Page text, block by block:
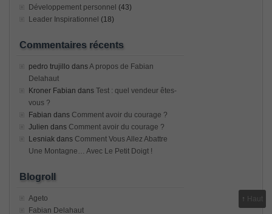
Développement personnel (43)
Leader Inspirationnel (18)
Commentaires récents
pedro trujillo dansA propos de Fabian
Delahaut
Kroner Fabian dans Test : quel vendeur êtes-
vous ?
Fabian dans Comment avoir du courage ?
Julien dans Comment avoir du courage ?
Lesniak dans Comment Vous Allez Abattre
Une Montagne… Avec Le Petit Doigt !
Blogroll
Ageto
Fabian Delahaut
↑ Haut